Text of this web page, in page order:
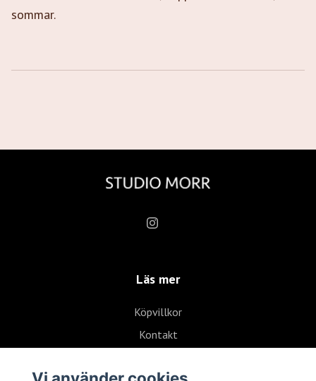
sommar.
Läs mer
Köpvillkor
Kontakt